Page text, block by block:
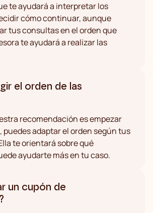
te ayudará a interpretar los
cómo continuar, aunque
tus consultas en el orden que
te ayudará a realizar las
el orden de las
recomendación es empezar
puedes adaptar el orden según tus
te orientará sobre qué
ayudarte más en tu caso.
un cupón de